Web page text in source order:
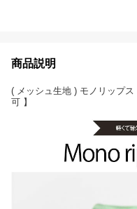
商品説明
( メッシュ生地 ) モノリップ
可 】